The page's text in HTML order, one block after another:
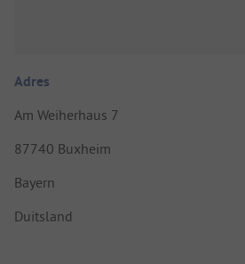
Adres
Am Weiherhaus 7
87740 Buxheim
Bayern
Duitsland